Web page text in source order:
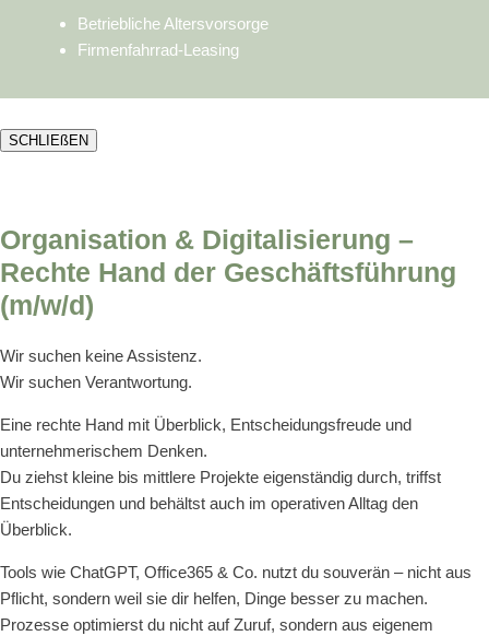
Betriebliche Altersvorsorge
Firmenfahrrad-Leasing
SCHLIEßEN
Organisation & Digitalisierung –
Rechte Hand der Geschäftsführung
(m/w/d)
Wir suchen keine Assistenz.
Wir suchen Verantwortung.
Eine rechte Hand mit Überblick, Entscheidungsfreude und
unternehmerischem Denken.
Du ziehst kleine bis mittlere Projekte eigenständig durch, triffst
Entscheidungen und behältst auch im operativen Alltag den
Überblick.
Tools wie ChatGPT, Office365 & Co. nutzt du souverän – nicht aus
Pflicht, sondern weil sie dir helfen, Dinge besser zu machen.
Prozesse optimierst du nicht auf Zuruf, sondern aus eigenem